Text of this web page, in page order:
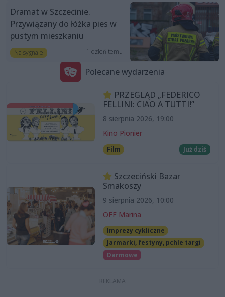
Dramat w Szczecinie.
Przywiązany do łóżka pies w
pustym mieszkaniu
Na sygnale 1 dzień temu
Polecane wydarzenia
PRZEGLĄD „FEDERICO
FELLINI: CIAO A TUTTI!”
8 sierpnia 2026, 19:00
Kino Pionier
Film Już dziś
Szczeciński Bazar
Smakoszy
9 sierpnia 2026, 10:00
OFF Marina
Imprezy cykliczne
Jarmarki, festyny, pchle targi
Darmowe